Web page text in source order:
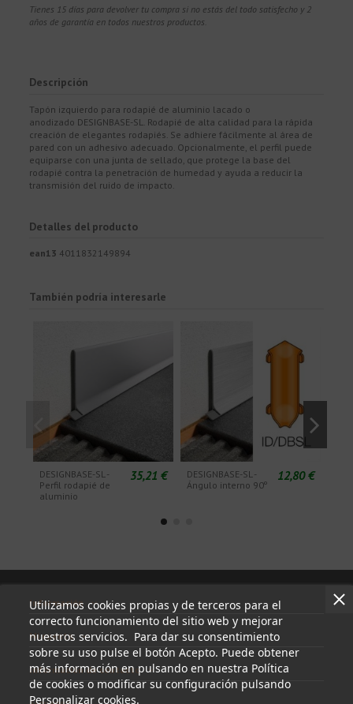
Tienes 15 días para devolver tu compra si no estás del todo satisfecho y 2
años de garantía en todos nuestros productos.
Descripción
Tapón izquierdo para rodapié de aluminio lacado o
anodizado DESIGNBASE-SL. Rodapié de alta calidad para la rápida
creación de elegantes rodapiés. Se adhiere fácilmente al área de
pared con un adhesivo adecuado. Opcionalmente, el perfil puede
equiparse con una junta de sellado, que protege la base del
rodapié contra la penetración de humedad y ayuda a reducir la
transmisión del ruido de impacto.
Detalles del producto
ean13 4011832149894
También podría interesarle
DESIGNBASE-SL -
Perfil rodapié de
aluminio
35,21 €
DESIGNBASE-SL -
Ángulo interno 90º
12,80 €
Utilizamos cookies propias y de terceros para el
correcto funcionamiento del sitio web y mejorar
nuestros servicios. Para dar su consentimiento
sobre su uso pulse el botón Acepto. Puede obtener
más información en pulsando en nuestra Política
de cookies o modificar su configuración pulsando
Personalizar cookies.
Información
Mi cuenta
Información de contacto